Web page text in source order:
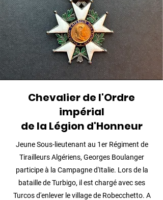
Chevalier de l'Ordre
impérial
de la Légion d'Honneur
Jeune Sous-lieutenant au 1er Régiment de
Tirailleurs Algériens, Georges Boulanger
participe à la Campagne d'Italie. Lors de la
bataille de Turbigo, il est chargé avec ses
Turcos d'enlever le village de Robecchetto. A